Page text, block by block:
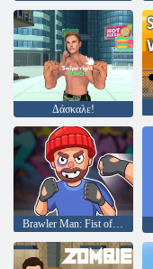
Δάσκαλε!
Brawler Man: Fist of Fury